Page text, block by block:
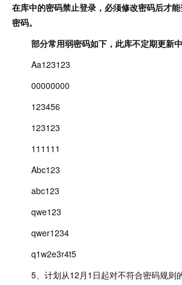
在库中的密码禁止登录，必须修改密码后才
密码。
部分常用弱密码如下，此库不定期更新中
Aa123123
00000000
123456
123123
111111
Abc123
abc123
qwe123
qwer1234
q1w2e3r4t5
5、计划从12月1日起对不符合密码规则